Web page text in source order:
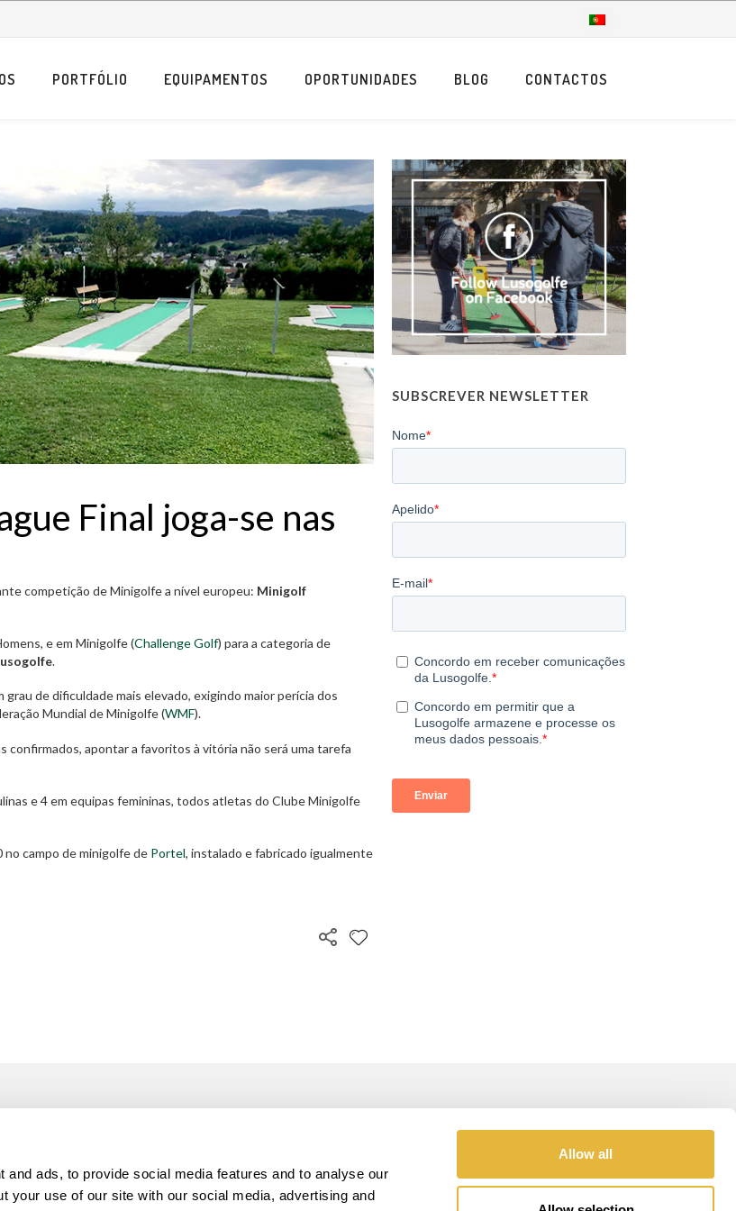
and ads, to provide social media features and to analyse our
your use of our site with our social media, advertising and
Allow all
PORTFÓLIO EQUIPAMENTOS OPORTUNIDADES BLOG CONTACTOS
Final joga-se nas
competição de Minigolfe a nível europeu: Minigolf
e em Minigolfe (Challenge Golf) para a categoria de
.
grau de dificuldade mais elevado, exigindo maior perícia dos
Mundial de Minigolfe (WMF).
apontar a favoritos à vitória não será uma tarefa
e 4 em equipas femininas, todos atletas do Clube Minigolfe
no campo de minigolfe de Portel, instalado e fabricado igualmente
SUBSCREVER NEWSLETTER
de Minigolfe
Política de Privacidade
Livro de reclamações